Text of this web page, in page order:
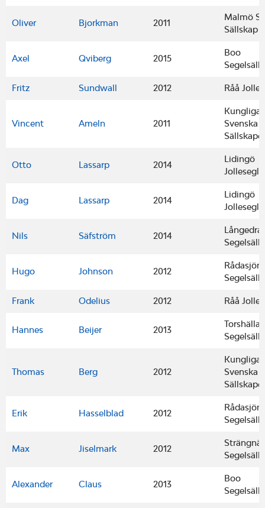
Oliver Bjorkman 2011
Malmö
Sällskap
Axel Qviberg 2015
Boo
Fritz Sundwall 2012 Råå
Vincent Ameln 2011
Kungliga
Svenska
Otto Lassarp 2014
Lidingö
Dag Lassarp 2014
Lidingö
Nils Säfström 2014
Hugo Johnson 2012
Frank Odelius 2012 Råå
Hannes Beijer 2013
Torshälla
Thomas Berg 2012
Kungliga
Svenska
Erik Hasselblad 2012
Max Jiselmark 2012
Strängnäs
Alexander Claus 2013
Boo